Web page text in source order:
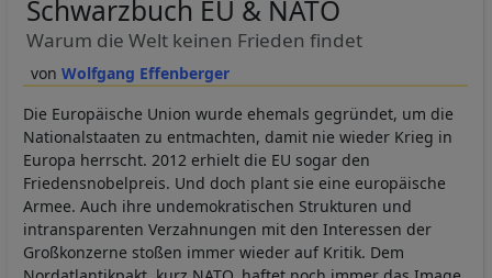
Wolfgang Effenberger
Schwarzbuch EU & NATO
Warum die Welt keinen Frieden findet
Die Europäische Union wurde ehemals gegründet, um die
Nationalstaaten zu entmachten, damit nie wieder Krieg in
Europa herrscht. 2012 erhielt die EU sogar den
Friedensnobelpreis. Und doch plant sie eine europäische
Armee. Auch ihre undemokratischen Strukturen und
intransparenten Verzahnungen mit den Interessen der
Großkonzerne stoßen immer wieder auf Kritik. Dem